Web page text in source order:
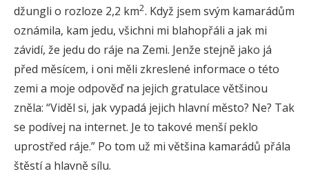
džungli o rozloze 2,2 km2. Když jsem svým kamarádům
oznámila, kam jedu, všichni mi blahopřáli a jak mi
závidí, že jedu do ráje na Zemi. Jenže stejně jako já
před měsícem, i oni měli zkreslené informace o této
zemi a moje odpověď na jejich gratulace většinou
zněla: “Viděl si, jak vypadá jejich hlavní město? Ne? Tak
se podívej na internet. Je to takové menší peklo
uprostřed ráje.” Po tom už mi většina kamarádů přála
štěstí a hlavně sílu.